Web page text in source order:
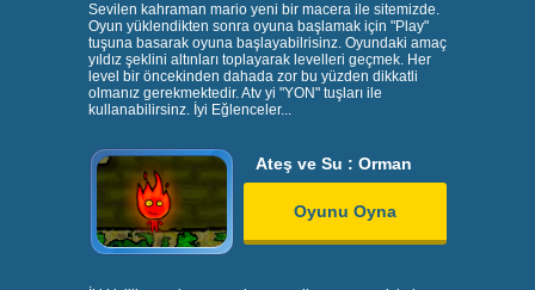
Sevilen kahraman mario yeni bir macera ile sitemizde.
Oyun yüklendikten sonra oyuna başlamak için "Play"
tuşuna basarak oyuna başlayabilrisinz. Oyundaki amaç
yıldız şeklini altınları toplayarak levelleri geçmek. Her
level bir öncekinden dahada zor bu yüzden dikkatli
olmanız gerekmektedir. Atv yi "YON" tuşları ile
kullanabilirsinz. İyi Eğlenceler...
Ateş ve Su : Orman
Oyunu Oyna